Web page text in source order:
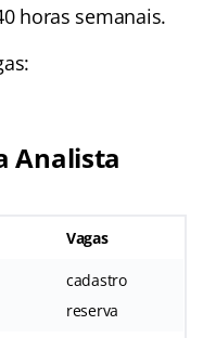
horas semanais.
Analista
Vagas
cadastro
reserva